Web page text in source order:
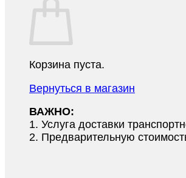
Корзина пуста.
Вернуться в магазин
ВАЖНО:
1.⁠ ⁠Услуга доставки
2.⁠ ⁠Предварительную